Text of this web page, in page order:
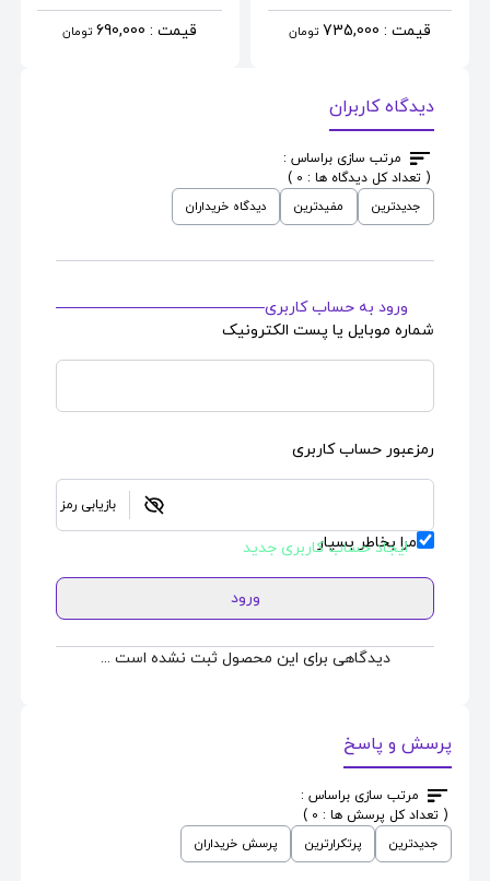
قیمت : 735,000 تومان قیمت : 690,000 تومان
دیدگاه کاربران
مرتب سازی براساس :
( تعداد کل دیدگاه ها : 0 )
جدیدترین
مفیدترین دیدگاه خریداران
ورود به حساب کاربری
شماره موبایل یا پست الکترونیک
رمزعبور حساب کاربری
بازیابی رمز
مرا بخاطر بسپار
ایجاد حساب کاربری جدید
ورود
دیدگاهی برای این محصول ثبت نشده است ...
پرسش و پاسخ
مرتب سازی براساس :
( تعداد کل پرسش ها : 0 )
جدیدترین
پرتکرارترین پرسش خریداران